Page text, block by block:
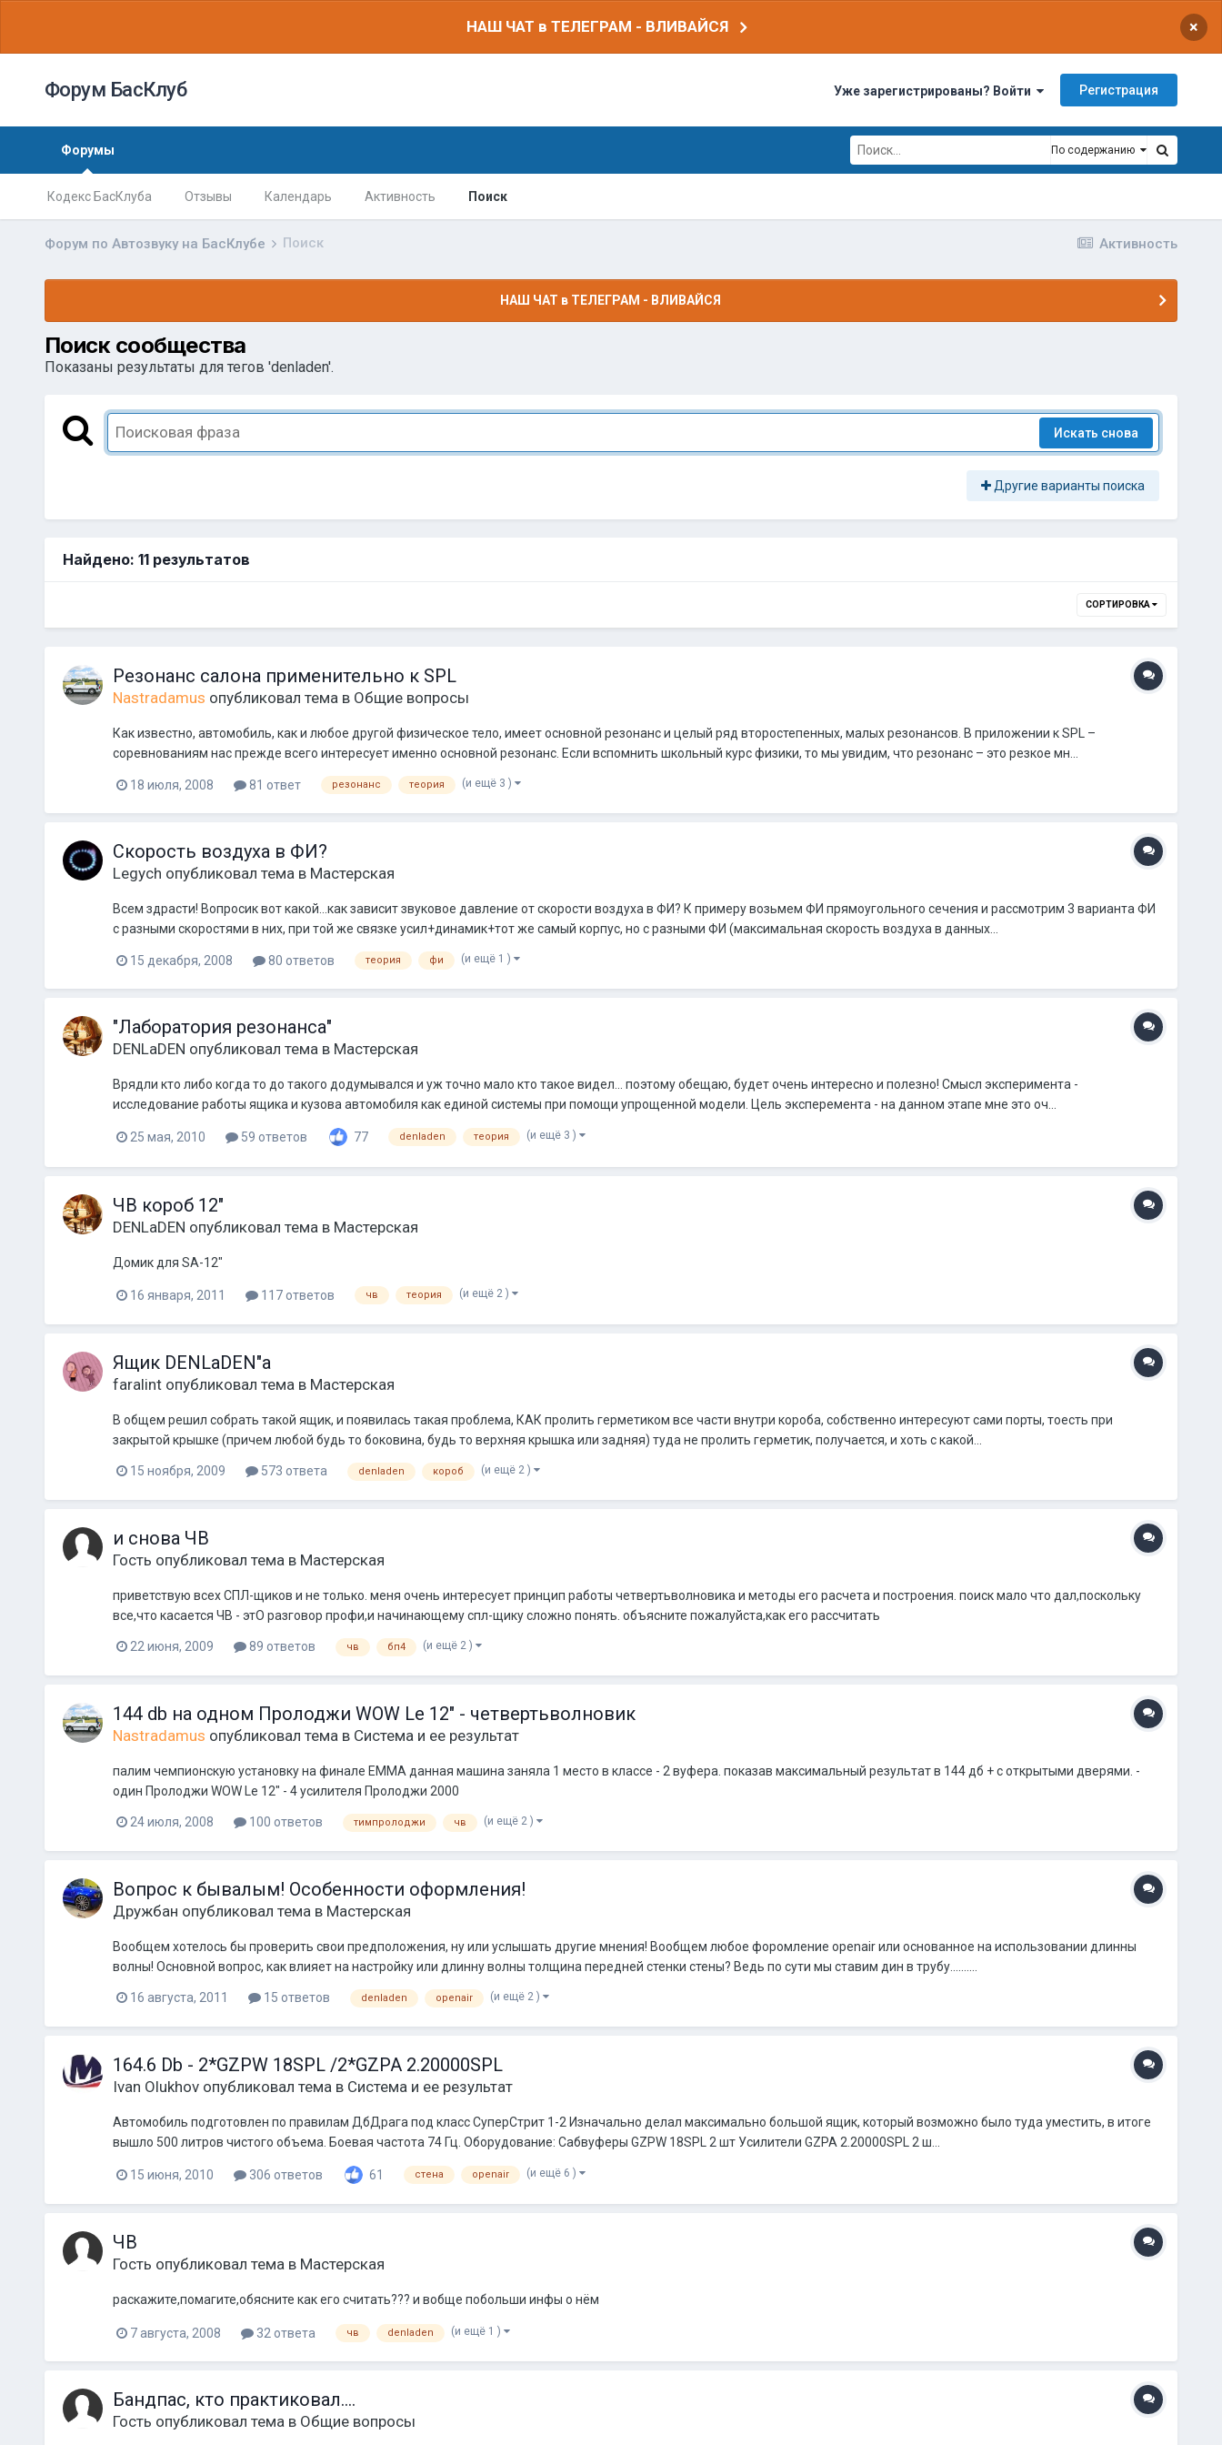
НАШ ЧАТ в ТЕЛЕГРАМ - ВЛИВАЙСЯ ×
Форум БасКлуб Уже зарегистрированы? Войти Регистрация
Форумы
Кодекс БасКлуба Отзывы Календарь Активность Поиск
По содержанию
Активность
Форум по Автозвуку на БасКлубе Поиск
НАШ ЧАТ в ТЕЛЕГРАМ - ВЛИВАЙСЯ
Поиск сообщества
Показаны результаты для тегов 'denladen'.
Искать снова
Другие варианты поиска
Найдено: 11 результатов
СОРТИРОВКА
Резонанс салона применительно к SPL
Nastradamus опубликовал тема в Общие вопросы
Как известно, автомобиль, как и любое другой физическое тело, имеет основной резонанс и целый ряд второстепенных, малых резонансов. В приложении к SPL –
соревнованиям нас прежде всего интересует именно основной резонанс. Если вспомнить школьный курс физики, то мы увидим, что резонанс – это резкое мн...
18 июля, 2008 81 ответ резонанс теория (и ещё 3 )
Скорость воздуха в ФИ?
Legych опубликовал тема в Мастерская
Всем здрасти! Вопросик вот какой...как зависит звуковое давление от скорости воздуха в ФИ? К примеру возьмем ФИ прямоугольного сечения и рассмотрим 3 варианта ФИ
с разными скоростями в них, при той же связке усил+динамик+тот же самый корпус, но с разными ФИ (максимальная скорость воздуха в данных...
15 декабря, 2008 80 ответов теория фи (и ещё 1 )
"Лаборатория резонанса"
DENLaDEN опубликовал тема в Мастерская
Врядли кто либо когда то до такого додумывался и уж точно мало кто такое видел... поэтому обещаю, будет очень интересно и полезно! Смысл эксперимента -
исследование работы ящика и кузова автомобиля как единой системы при помощи упрощенной модели. Цель эксперемента - на данном этапе мне это оч...
25 мая, 2010 59 ответов 77 denladen теория (и ещё 3 )
ЧВ короб 12"
DENLaDEN опубликовал тема в Мастерская
Домик для SA-12"
16 января, 2011 117 ответов чв теория (и ещё 2 )
Ящик DENLaDEN"a
faralintопубликовал тема в Мастерская
В общем решил собрать такой ящик, и появилась такая проблема, КАК пролить герметиком все части внутри короба, собственно интересуют сами порты, тоесть при
закрытой крышке (причем любой будь то боковина, будь то верхняя крышка или задняя) туда не пролить герметик, получается, и хоть с какой...
15 ноября, 2009 573 ответа denladen короб (и ещё 2 )
и снова ЧВ
Гость опубликовал тема в Мастерская
приветствую всех СПЛ-щиков и не только. меня очень интересует принцип работы четвертьволновика и методы его расчета и построения. поиск мало что дал,поскольку
все,что касается ЧВ - этО разговор профи,и начинающему спл-щику сложно понять. объясните пожалуйста,как его рассчитать
22 июня, 2009 89 ответов чв бп4 (и ещё 2 )
144 db на одном Пролоджи WOW Le 12" - четвертьволновик
Nastradamus опубликовал тема в Система и ее результат
палим чемпионскую установку на финале EMMA данная машина заняла 1 место в классе - 2 вуфера. показав максимальный результат в 144 дб + с открытыми дверями. -
один Пролоджи WOW Le 12" - 4 усилителя Пролоджи 2000
24 июля, 2008 100 ответов тимпролоджи чв (и ещё 2 )
Вопрос к бывалым! Особенности оформления!
Дружбан опубликовал тема в Мастерская
Вообщем хотелось бы проверить свои предположения, ну или услышать другие мнения! Вообщем любое форомление openair или основанное на использовании длинны
волны! Основной вопрос, как влияет на настройку или длинну волны толщина передней стенки стены? Ведь по сути мы ставим дин в трубу..........
16 августа, 2011 15 ответов denladen openair (и ещё 2 )
164.6 Db - 2*GZPW 18SPL /2*GZPA 2.20000SPL
Ivan Olukhovопубликовал тема в Система и ее результат
Автомобиль подготовлен по правилам ДбДрага под класс СуперСтрит 1-2 Изначально делал максимально большой ящик, который возможно было туда уместить, в итоге
вышло 500 литров чистого объема. Боевая частота 74 Гц. Оборудование: Сабвуферы GZPW 18SPL 2 шт Усилители GZPA 2.20000SPL 2 ш...
15 июня, 2010 306 ответов 61 стена openair (и ещё 6 )
ЧВ
Гость опубликовал тема в Мастерская
раскажите,помагите,обясните как его считать??? и вобще побольши инфы о нём
7 августа, 2008 32 ответа чв denladen (и ещё 1 )
Бандпас, кто практиковал....
Гость опубликовал тема в Общие вопросы